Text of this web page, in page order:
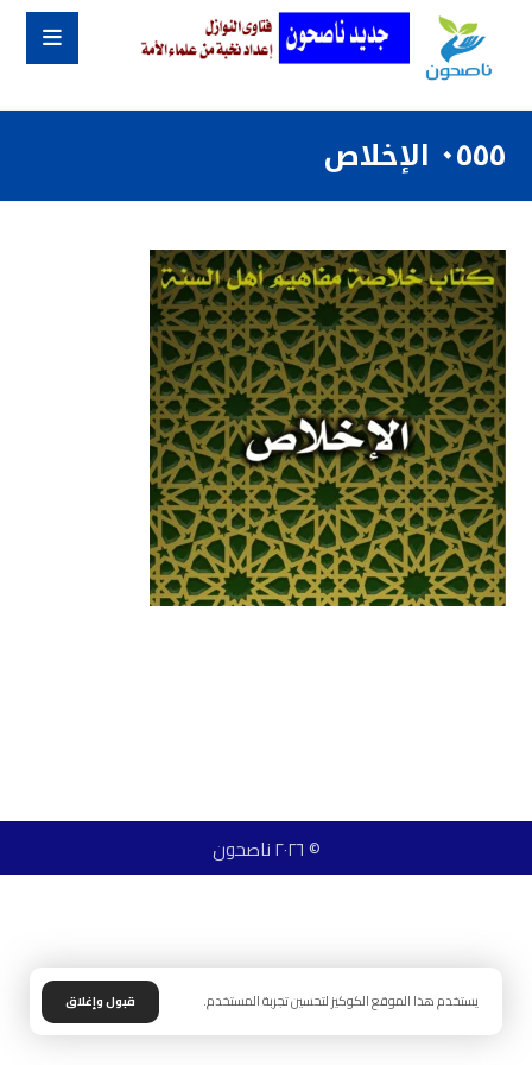
٠٥٥٥ الإخلاص
© ٢٠٢٦ ناصحون
يستخدم هذا الموقع الكوكيز لتحسين تجربة المستخدم. قبول وإغلاق